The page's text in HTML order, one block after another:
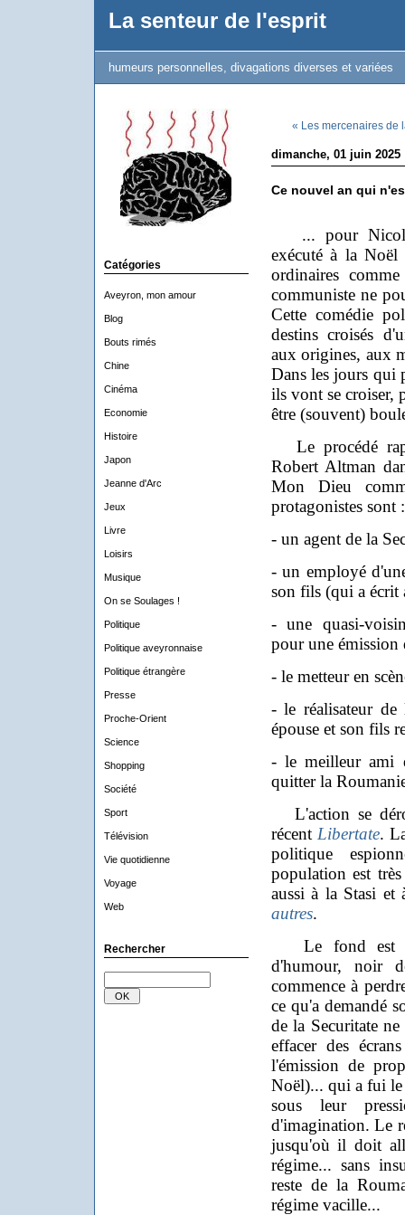
La senteur de l'esprit
humeurs personnelles, divagations diverses et variées
Catégories
Aveyron, mon amour
Blog
Bouts rimés
Chine
Cinéma
Economie
Histoire
Japon
Jeanne d'Arc
Jeux
Livre
Loisirs
Musique
On se Soulages !
Politique
Politique aveyronnaise
Politique étrangère
Presse
Proche-Orient
Science
Shopping
Société
Sport
Télévision
Vie quotidienne
Voyage
Web
Rechercher
« Les mercenaires de
dimanche, 01 juin 2025
Ce nouvel an qui
... pour
exécuté à la
ordinaires
communiste ne
Cette comédie
destins croisés
aux origines, aux
Dans les jours qui
ils vont se croiser,
être (souvent)
Le procédé
Robert Altman
Mon Dieu
protagonistes sont :
- un agent de la
- un employé
son fils (qui a écrit
- une quasi-
pour une émission
- le metteur en
- le réalisateur de
épouse et son fils
- le meilleur ami
quitter la
L'action se
récent Libertate.
politique
population est
aussi à la Stasi
autres.
Le fond est
d'humour, noir
commence à
ce qu'a demandé
de la Securitate
effacer des
l'émission de
Noël)... qui a fui
sous leur
d'imagination. Le
jusqu'où il doit
régime... sans
reste de la
régime vacille...